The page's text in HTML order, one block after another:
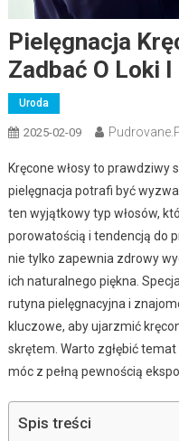
Pielęgnacja
Zadbać O Loki
Uroda
2025-02-09
Kręcone włosy to prawdziwy
pielęgnacja potrafi być
ten wyjątkowy typ włosów,
porowatością i tendencją do
nie tylko zapewnia zdrowy
ich naturalnego piękna.
rutyna pielęgnacyjna i
kluczowe, aby ujarzmić
skrętem. Warto zgłębić
móc z pełną pewnością
Spis treści